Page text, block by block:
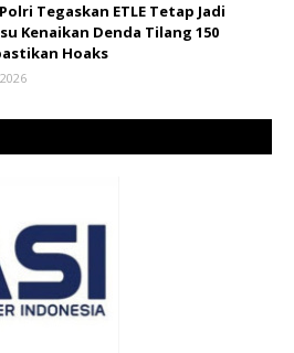
Tegaskan ETLE Tetap Jadi
Kenaikan Denda Tilang 150
Hoaks